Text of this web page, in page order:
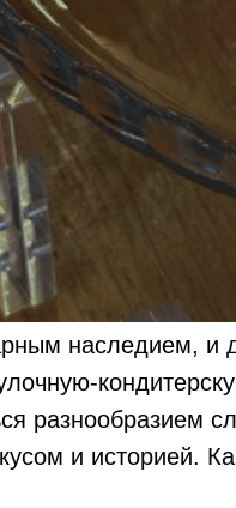
наследием, и
разнообразием
и историей.